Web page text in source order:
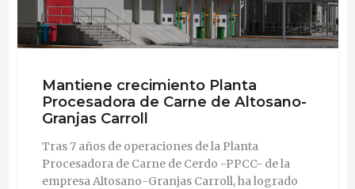
Mantiene crecimiento Planta
Procesadora de Carne de Altosano-
Granjas Carroll
Tras 7 años de operaciones de la Planta
Procesadora de Carne de Cerdo -PPCC- de la
empresa Altosano-Granjas Carroll, ha logrado